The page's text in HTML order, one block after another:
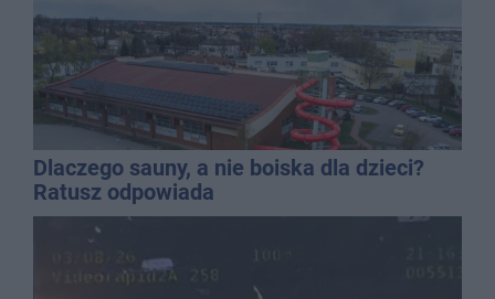
Dlaczego sauny, a nie boiska dla dzieci?
Ratusz odpowiada